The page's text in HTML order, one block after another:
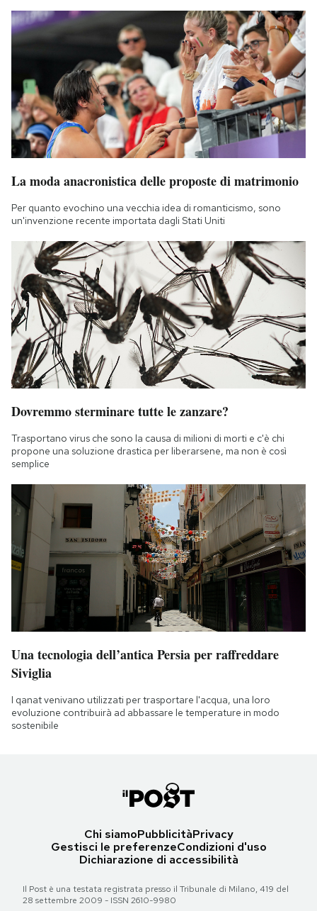
La moda anacronistica delle proposte di matrimonio
Per quanto evochino una vecchia idea di romanticismo, sono
un'invenzione recente importata dagli Stati Uniti
Dovremmo sterminare tutte le zanzare?
Trasportano virus che sono la causa di milioni di morti e c'è chi
propone una soluzione drastica per liberarsene, ma non è così
semplice
Una tecnologia dell’antica Persia per raffreddare
Siviglia
I qanat venivano utilizzati per trasportare l'acqua, una loro
evoluzione contribuirà ad abbassare le temperature in modo
sostenibile
Chi siamoPubblicitàPrivacy
Gestisci le preferenzeCondizioni d'uso
Dichiarazione di accessibilità
Il Post è una testata registrata presso il Tribunale di Milano, 419 del
28 settembre 2009 - ISSN 2610-9980